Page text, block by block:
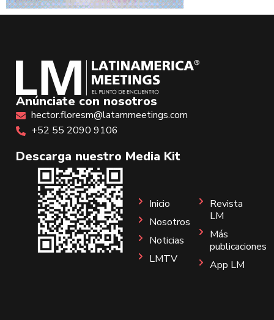
Anúnciate con nosotros
hector.floresm@latammeetings.com
+52 55 2090 9106
Descarga nuestro Media Kit
Inicio
Nosotros
Noticias
LMTV
Revista
LM
Más
publicaciones
App LM